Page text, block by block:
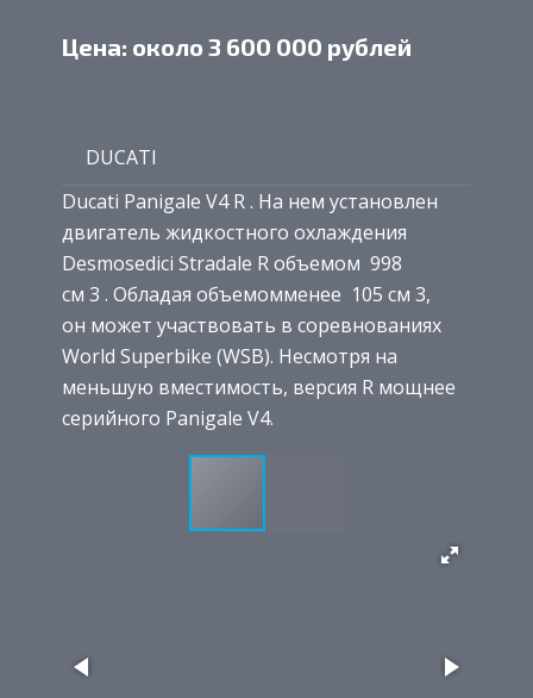
Цена: около 3 600 000 рублей
DUCATI
Ducati Panigale V4 R . На нем установлен
двигатель жидкостного охлаждения
Desmosedici Stradale R объемом 998
см 3 . Обладая объемомменее 105 см 3,
он может участвовать в соревнованиях
World Superbike (WSB). Несмотря на
меньшую вместимость, версия R мощнее
серийного Panigale V4.